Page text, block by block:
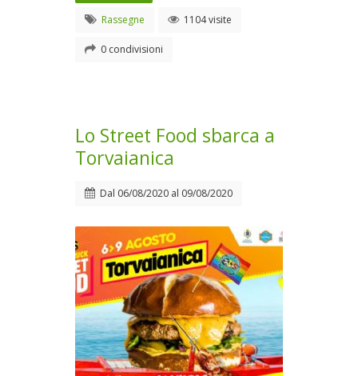
Rassegne 1104 visite
0 condivisioni
Lo Street Food sbarca a
Torvaianica
Dal 06/08/2020 al 09/08/2020